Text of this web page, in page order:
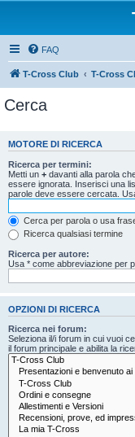
FAQ
T-Cross Club T-Cross
Cerca
MOTORE DI RICERCA
Ricerca per termini:
Metti un + davanti alla parola
essere ignorata. Inserisci una
parole deve essere cercata.
Cerca per parola o usa
Ricerca qualsiasi termine
Ricerca per autore:
Usa * come abbreviazione per
OPZIONI DI RICERCA
Ricerca nei forum:
Seleziona il/i forum in cui vuoi
il forum principale e abilita la